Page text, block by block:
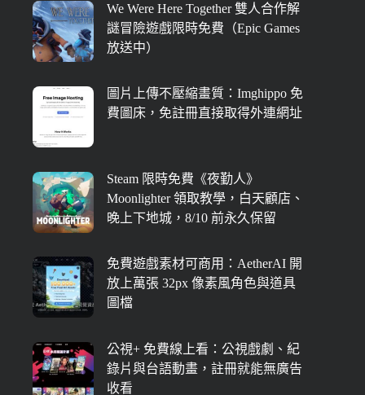
We Were Here Together 雙人合作解
謎冒險遊戲限時免費（Epic Games
放送中）
圖片上傳不壓縮畫質：Imghippo 免
費圖床，免註冊直接取得外連網址
Steam 限時免費《夜勤人》
Moonlighter 領取教學，白天顧店、
晚上下地城，8/10 前永久保留
免費遊戲素材可商用：AetherAI 開
放上萬張 32px 像素風角色與道具
圖檔
公視+ 免費線上看：公視戲劇、紀
錄片與台語動畫，註冊就能無廣告
收看